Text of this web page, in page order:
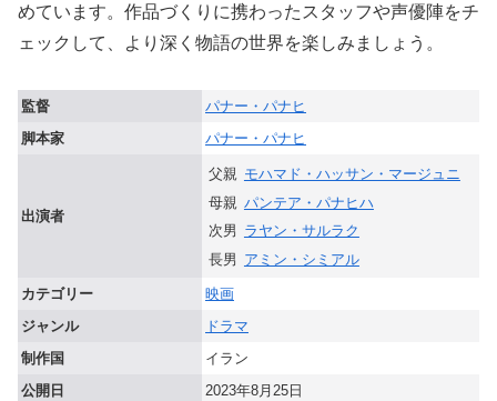
めています。作品づくりに携わったスタッフや声優陣をチ
ェックして、より深く物語の世界を楽しみましょう。
監督
パナー・パナヒ
脚本家
パナー・パナヒ
出演者
父親 モハマド・ハッサン・マージュニ
母親 パンテア・パナヒハ
次男 ラヤン・サルラク
長男 アミン・シミアル
カテゴリー
映画
ジャンル
ドラマ
制作国
イラン
公開日
2023年8月25日